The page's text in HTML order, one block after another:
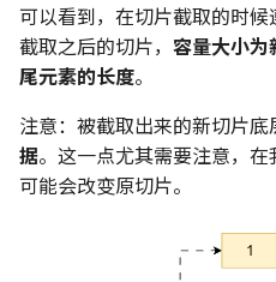
可以看到，在切片截取的时
截取之后的切片， 容量大小为
尾元素的长度。
注意：被截取出来的新切片底
据。这一点尤其需要注意，在
可能会改变原切片。